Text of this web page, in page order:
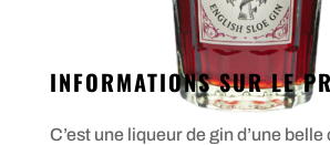
INFORMATIONS SUR LE
C’est une liqueur de gin d’une